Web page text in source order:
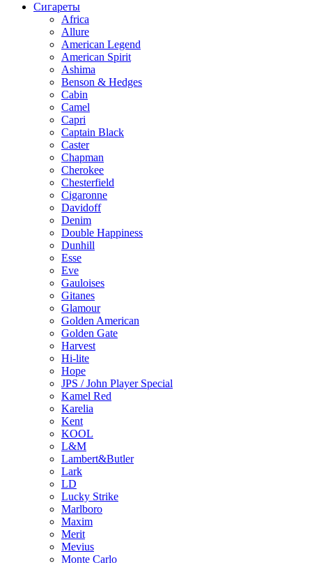
Сигареты
Africa
Allure
American Legend
American Spirit
Ashima
Benson & Hedges
Cabin
Camel
Capri
Captain Black
Caster
Chapman
Cherokee
Chesterfield
Cigaronne
Davidoff
Denim
Double Happiness
Dunhill
Esse
Eve
Gauloises
Gitanes
Glamour
Golden American
Golden Gate
Harvest
Hi-lite
Hope
JPS / John Player Special
Kamel Red
Karelia
Kent
KOOL
L&M
Lambert&Butler
Lark
LD
Lucky Strike
Marlboro
Maxim
Merit
Mevius
Monte Carlo